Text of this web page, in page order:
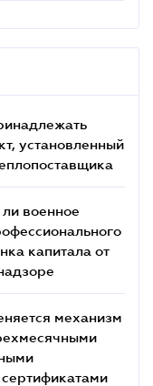
установленный
военное
капитала от
механизм